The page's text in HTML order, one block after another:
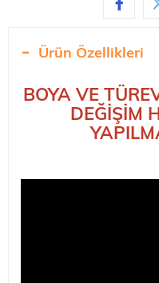
Ürün Özellikleri
BOYA VE
DEĞİŞİM